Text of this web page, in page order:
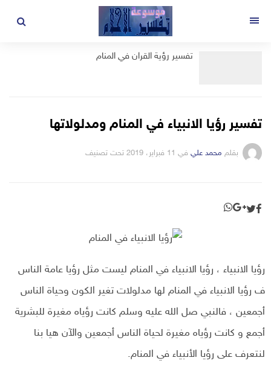
تفسير رؤية القران في المنام
تفسير رؤيا الانبياء في المنام ومدلولاتها
بقلم محمد علي في 11 فبراير، 2019 تحت تصنيف
رؤيا الانبياء ، رؤيا الانبياء في المنام ليست مثل رؤيا عامة الناس
ف رؤيا الانبياء في المنام لها مدلولات تغير الكون وحياة الناس
أجمعين ، فالنبي صل الله عليه وسلم كانت رؤياه مغيرة للبشرية
أجمع و كانت رؤياه مغيرة لحياة الناس أجمعين والآن هيا بنا
لنتعرف على رؤيا الأنبياء في المنام.